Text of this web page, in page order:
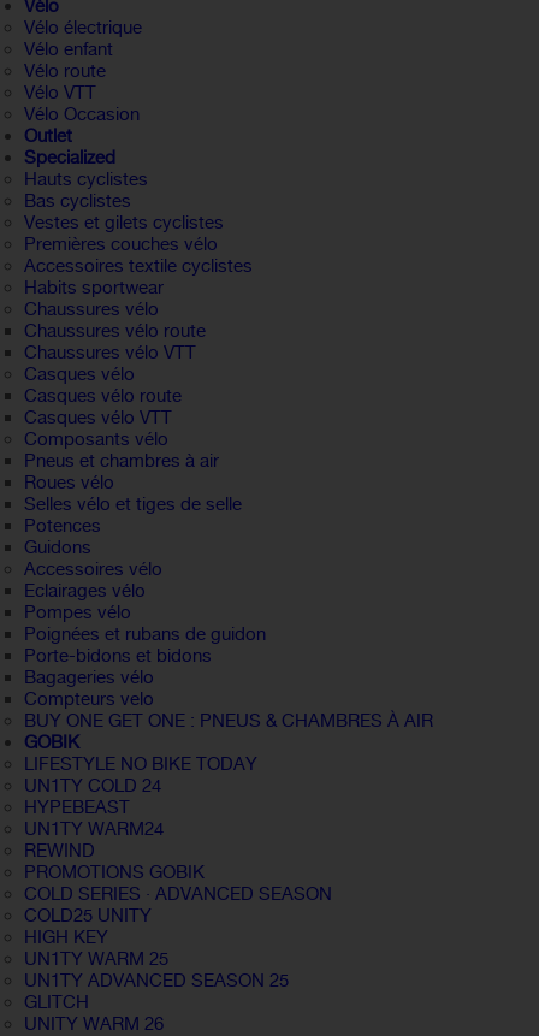
Vélo
Vélo électrique
Vélo enfant
Vélo route
Vélo VTT
Vélo Occasion
Outlet
Specialized
Hauts cyclistes
Bas cyclistes
Vestes et gilets cyclistes
Premières couches vélo
Accessoires textile cyclistes
Habits sportwear
Chaussures vélo
Chaussures vélo route
Chaussures vélo VTT
Casques vélo
Casques vélo route
Casques vélo VTT
Composants vélo
Pneus et chambres à air
Roues vélo
Selles vélo et tiges de selle
Potences
Guidons
Accessoires vélo
Eclairages vélo
Pompes vélo
Poignées et rubans de guidon
Porte-bidons et bidons
Bagageries vélo
Compteurs velo
BUY ONE GET ONE : PNEUS & CHAMBRES À AIR
GOBIK
LIFESTYLE NO BIKE TODAY
UN1TY COLD 24
HYPEBEAST
UN1TY WARM24
REWIND
PROMOTIONS GOBIK
COLD SERIES · ADVANCED SEASON
COLD25 UNITY
HIGH KEY
UN1TY WARM 25
UN1TY ADVANCED SEASON 25
GLITCH
UNITY WARM 26